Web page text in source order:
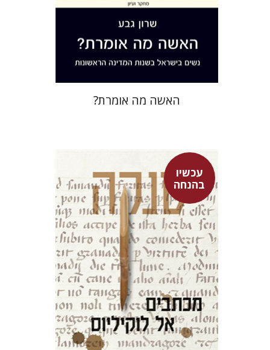
הנחת אתר ספר מודפס
$35
$32
האשה מה אומרת?
עכשיו
בהנחה
סנקה
לאה גילולה
דבורה גילולה
עכשיו בהנחה